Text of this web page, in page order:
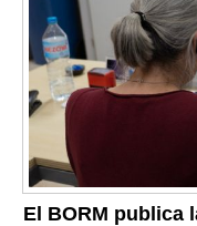
El BORM publica